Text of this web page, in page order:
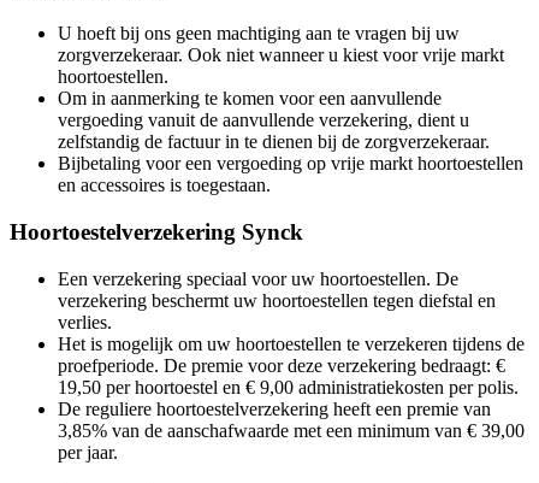
U hoeft bij ons geen machtiging aan te vragen bij uw
zorgverzekeraar. Ook niet wanneer u kiest voor vrije markt
hoortoestellen.
Om in aanmerking te komen voor een aanvullende
vergoeding vanuit de aanvullende verzekering, dient u
zelfstandig de factuur in te dienen bij de zorgverzekeraar.
Bijbetaling voor een vergoeding op vrije markt hoortoestellen
en accessoires is toegestaan.
Hoortoestelverzekering Synck
Een verzekering speciaal voor uw hoortoestellen. De
verzekering beschermt uw hoortoestellen tegen diefstal en
verlies.
Het is mogelijk om uw hoortoestellen te verzekeren tijdens de
proefperiode. De premie voor deze verzekering bedraagt: €
19,50 per hoortoestel en € 9,00 administratiekosten per polis.
De reguliere hoortoestelverzekering heeft een premie van
3,85% van de aanschafwaarde met een minimum van € 39,00
per jaar.